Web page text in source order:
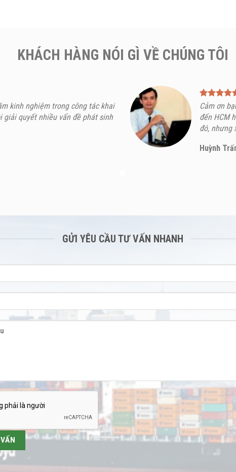
KHÁCH HÀNG NÓI GÌ VỀ CHÚNG TÔI
kinh nghiệm trong công tác khai
giải quyết nhiều vấn đề phát sinh
Cảm ơn
đến HCM
đó, nhưng
Huỳnh
GỬI YÊU CẦU TƯ VẤN NHANH